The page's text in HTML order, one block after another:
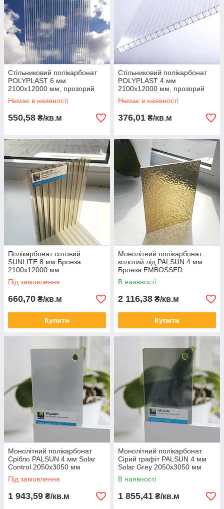
Стільниковий полікарбонат
POLYPLAST 6 мм
2100х12000 мм, прозорий
Немає в наявності
550,58 ₴/кв.м
Стільниковий полікарбонат
POLYPLAST 4 мм
2100х12000 мм, прозорий
Немає в наявності
376,01 ₴/кв.м
Полікарбонат сотовий
SUNLITE 8 мм Бронза
2100x12000 мм
Під замовлення
660,70 ₴/кв.м
Купити
Монолітний полікарбонат
колотий лід PALSUN 4 мм
Бронза EMBOSSED
2050x6100 мм
В наявності
2 116,38 ₴/кв.м
Купити
Монолітний полікарбонат
Срібло PALSUN 4 мм Solar
Control 2050x3050 мм
Під замовлення
1 943,59 ₴/кв.м
Монолітний полікарбонат
Сірий графіт PALSUN 4 мм
Solar Grey 2050x3050 мм
В наявності
1 855,41 ₴/кв.м